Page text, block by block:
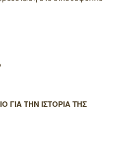
ΓΙΑ ΤΗΝ ΙΣΤΟΡΙΑ ΤΗΣ